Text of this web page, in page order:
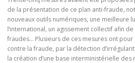
de la présentation de ce plan anti-fraude,
nouveaux outils numériques, une meilleure
l’international, un agissement collectif afin
fraudes… Plusieurs de ces mesures ont
contre la fraude, par la détection
la création d’une base interministérielle des